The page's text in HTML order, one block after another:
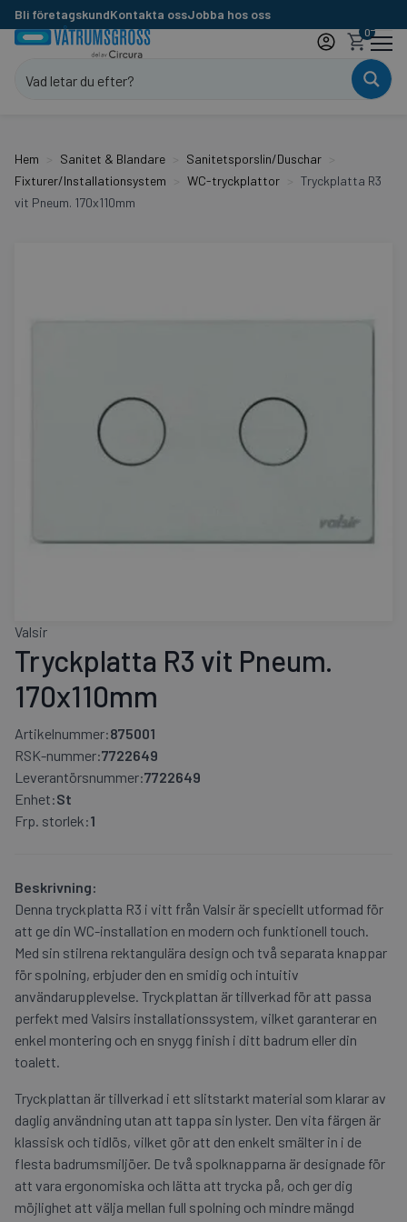
Bli företagskundKontakta ossJobba hos oss
0
Hem Sanitet & Blandare
Sanitetsporslin/Duschar
Fixturer/Installationsystem
WC-tryckplattor
Tryckplatta R3
vit Pneum. 170x110mm
Valsir
Tryckplatta R3 vit Pneum.
170x110mm
Artikelnummer:875001
RSK-nummer:7722649
Leverantörsnummer:7722649
Enhet:St
Frp. storlek:1
Beskrivning:
Denna tryckplatta R3 i vitt från Valsir är speciellt utformad för
att ge din WC-installation en modern och funktionell touch.
Med sin stilrena rektangulära design och två separata knappar
för spolning, erbjuder den en smidig och intuitiv
användarupplevelse. Tryckplattan är tillverkad för att passa
perfekt med Valsirs installationssystem, vilket garanterar en
enkel montering och en snygg finish i ditt badrum eller din
toalett.
Tryckplattan är tillverkad i ett slitstarkt material som klarar av
daglig användning utan att tappa sin lyster. Den vita färgen är
klassisk och tidlös, vilket gör att den enkelt smälter in i de
flesta badrumsmiljöer. De två spolknapparna är designade för
att vara ergonomiska och lätta att trycka på, och ger dig
möjlighet att välja mellan full spolning och mindre mängd